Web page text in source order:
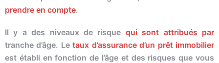
prendre en compte.
Il y a des niveaux de risque qui sont attribués par
tranche d’âge. Letaux d’assurance d’un prêt immobilier
est établi en fonction de l’âge et des risques que vous